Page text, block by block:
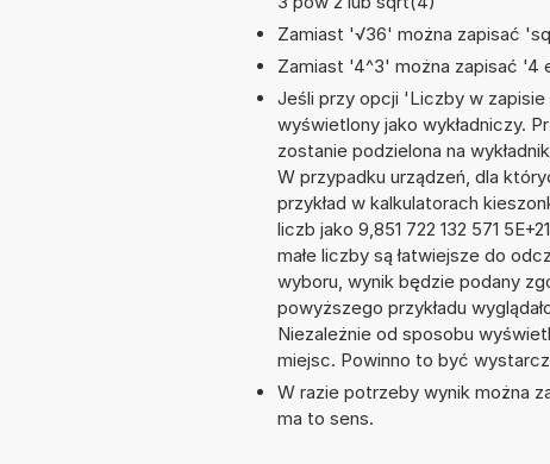
Zamiast '√36' można zapisać
Zamiast '4^3' można zapisać '4
Jeśli przy opcji 'Liczby w
wyświetlony jako wykładniczy.
zostanie podzielona na
W przypadku urządzeń, dla
przykład w kalkulatorach
liczb jako 9,851 722 132 571
małe liczby są łatwiejsze do
wyboru, wynik będzie podany
powyższego przykładu
Niezależnie od sposobu
miejsc. Powinno to być
W razie potrzeby wynik można
ma to sens.